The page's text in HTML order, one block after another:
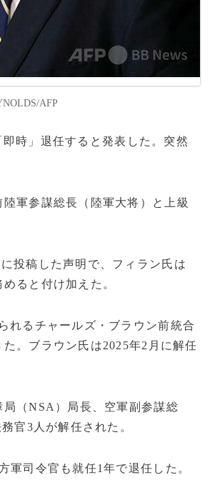
AFP
時」退任すると発表した。突然
軍参謀総長（陸軍大将）と上級
投稿した声明で、フィラン氏は
ると付け加えた。
れるチャールズ・ブラウン前統合
。ブラウン氏は2025年2月に解任
（NSA）局長、空軍副参謀総
官3人が解任された。
軍司令官も就任1年で退任した。